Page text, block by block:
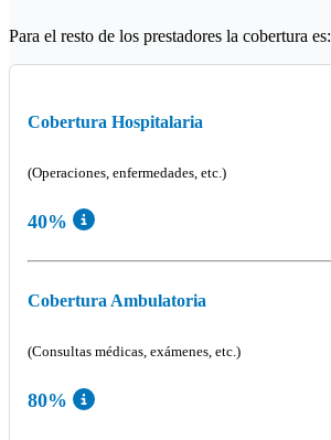
Para el resto de los prestadores la cobertura es:
Cobertura Hospitalaria
(Operaciones, enfermedades, etc.)
40%
Cobertura Ambulatoria
(Consultas médicas, exámenes, etc.)
80%